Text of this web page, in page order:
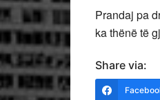
Prandaj pa
ka thënë të
Share via: